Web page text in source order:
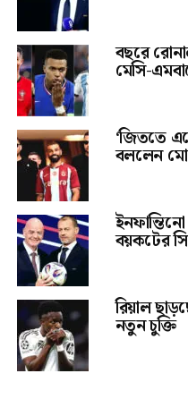
বছরে
মেসি-
‘জিততে
বললেন
বয়কটের
রিয়াল
নতুন চুক্তি